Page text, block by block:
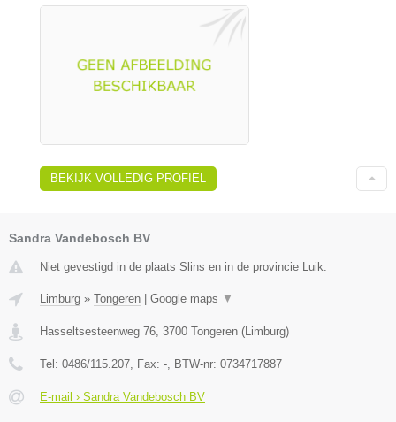
BEKIJK VOLLEDIG PROFIEL
Sandra Vandebosch BV
Niet gevestigd in de plaats Slins en in de provincie Luik.
Limburg » Tongeren Google maps ▼
Hasseltsesteenweg 76, 3700 Tongeren (Limburg)
Tel: 0486/115.207, Fax: -, BTW-nr: 0734717887
E-mail › Sandra Vandebosch BV